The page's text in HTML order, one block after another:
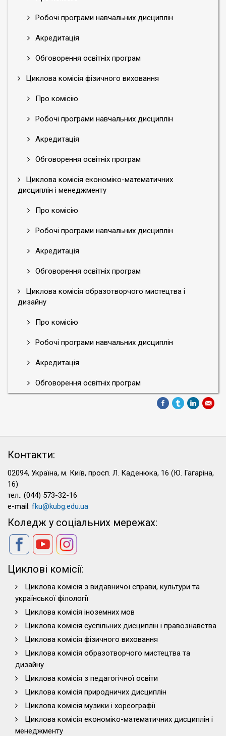
Робочі програми навчальних дисциплін
Акредитація
Обговорення освітніх програм
Циклова комісія фізичного виховання
Про комісію
Робочі програми навчальних дисциплін
Акредитація
Обговорення освітніх програм
Циклова комісія економіко-математичних
дисциплін і менеджменту
Про комісію
Робочі програми навчальних дисциплін
Акредитація
Обговорення освітніх програм
Циклова комісія образотворчого мистецтва і
дизайну
Про комісію
Робочі програми навчальних дисциплін
Акредитація
Обговорення освітніх програм
Контакти:
02094, Україна, м. Київ, просп. Л. Каденюка, 16 (Ю. Гагаріна,
16)
тел.: (044) 573-32-16
e-mail: fku@kubg.edu.ua
Коледж у соціальних мережах:
Циклові комісії:
Циклова комісія з видавничої справи, культури та
української філології
Циклова комісія іноземних мов
Циклова комісія суспільних дисциплін і правознавства
Циклова комісія фізичного виховання
Циклова комісія образотворчого мистецтва та
дизайну
Циклова комісія з педагогічної освіти
Циклова комісія природничих дисциплін
Циклова комісія музики і хореографії
Циклова комісія економіко-математичних дисциплін і
менеджменту